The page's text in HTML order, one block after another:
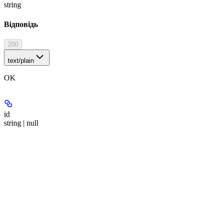
string
Відповідь
200
text/plain
OK
id
string | null